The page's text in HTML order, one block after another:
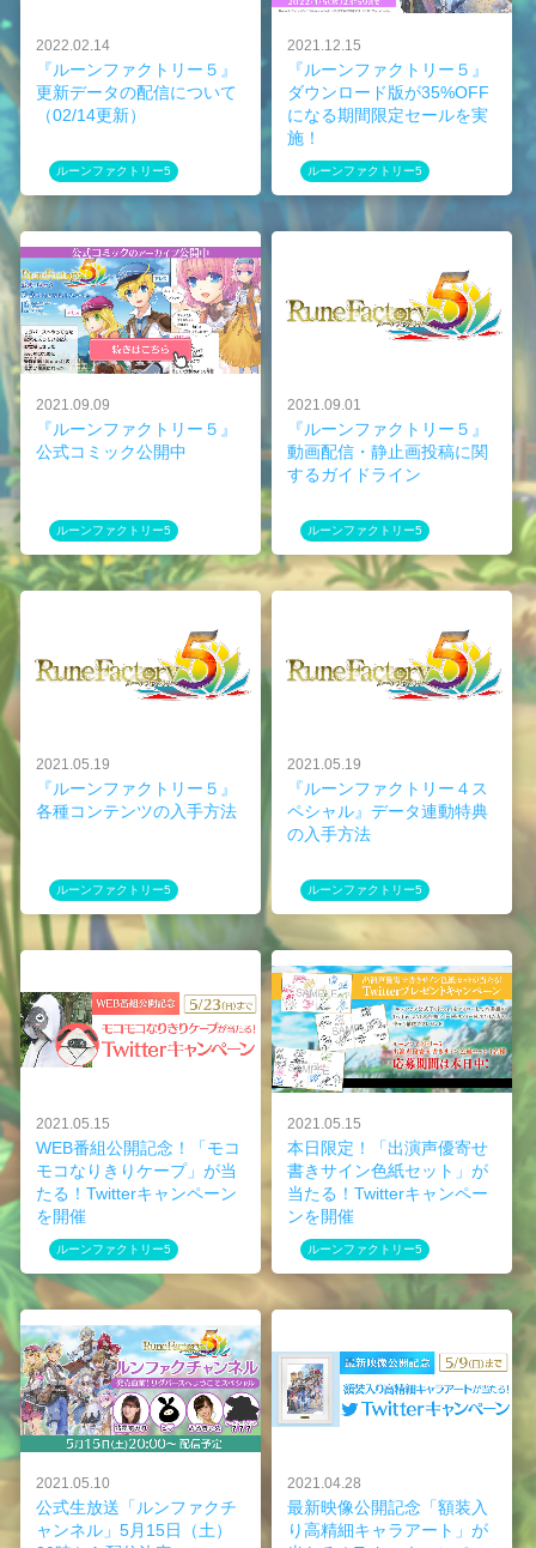
2022.02.14
『ルーンファクトリー５』
更新データの配信について
（02/14更新）
ルーンファクトリー5
2021.12.15
『ルーンファクトリー５』
ダウンロード版が35%OFF
になる期間限定セールを実
施！
ルーンファクトリー5
2021.09.09
『ルーンファクトリー５』
公式コミック公開中
ルーンファクトリー5
2021.09.01
『ルーンファクトリー５』
動画配信・静止画投稿に関
するガイドライン
ルーンファクトリー5
2021.05.19
『ルーンファクトリー５』
各種コンテンツの入手方法
ルーンファクトリー5
2021.05.19
『ルーンファクトリー４ス
ペシャル』データ連動特典
の入手方法
ルーンファクトリー5
2021.05.15
WEB番組公開記念！「モコ
モコなりきりケープ」が当
たる！Twitterキャンペーン
を開催
ルーンファクトリー5
2021.05.15
本日限定！「出演声優寄せ
書きサイン色紙セット」が
当たる！Twitterキャンペー
ンを開催
ルーンファクトリー5
2021.05.10
公式生放送「ルンファクチ
ャンネル」5月15日（土）
2021.04.28
最新映像公開記念「額装入
り高精細キャラアート」が